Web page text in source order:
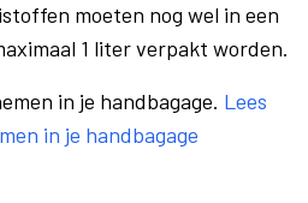
moeten nog wel in een
1 liter verpakt worden.
in je handbagage. Lees
in je handbagage